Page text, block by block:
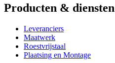
Producten & diensten
Leveranciers
Maatwerk
Roestvrijstaal
Plaatsing en Montage